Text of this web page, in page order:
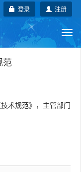
注册
登录
范
术规范》，主管部门